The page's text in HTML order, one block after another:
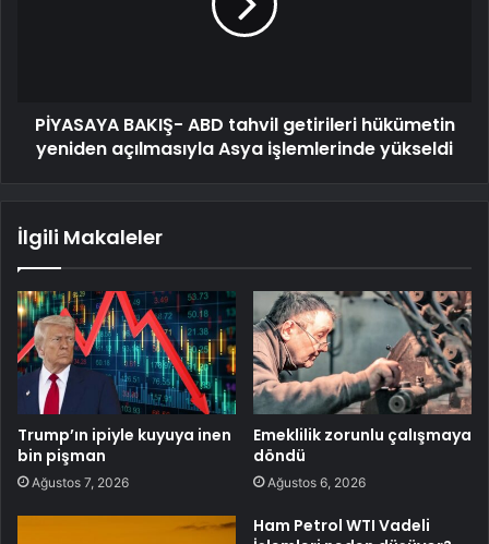
PİYASAYA BAKIŞ- ABD tahvil getirileri hükümetin
yeniden açılmasıyla Asya işlemlerinde yükseldi
İlgili Makaleler
Trump’ın ipiyle kuyuya inen
bin pişman
Ağustos 7, 2026
Emeklilik zorunlu çalışmaya
döndü
Ağustos 6, 2026
Ham Petrol WTI Vadeli